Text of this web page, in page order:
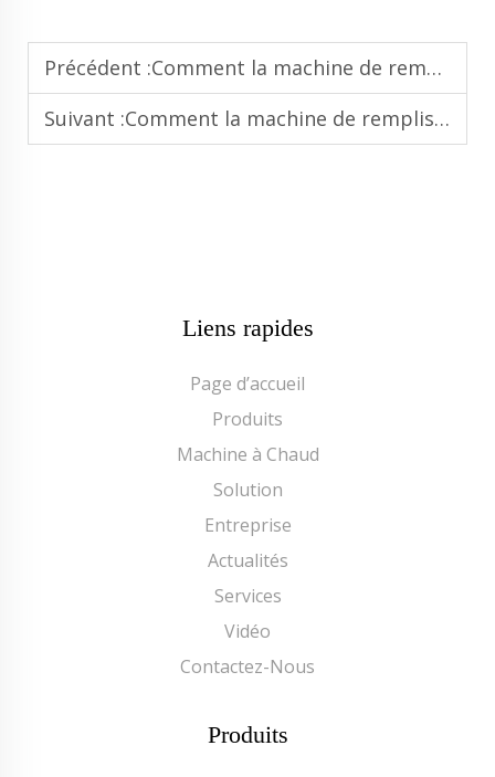
Précédent :Comment la machine de remplissage de jus améliore la productivité dans les lignes de jus à haut volume
Suivant :Comment la machine de remplissage des boissons gazeuses prend en charge les opérations de conditionnement multi-format
Liens rapides
Page d’accueil
Produits
Machine à Chaud
Solution
Entreprise
Actualités
Services
Vidéo
Contactez-Nous
Produits